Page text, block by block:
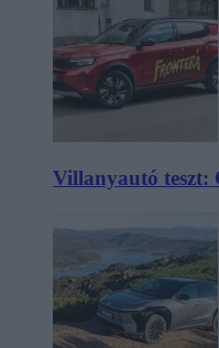
Villanyautó teszt: